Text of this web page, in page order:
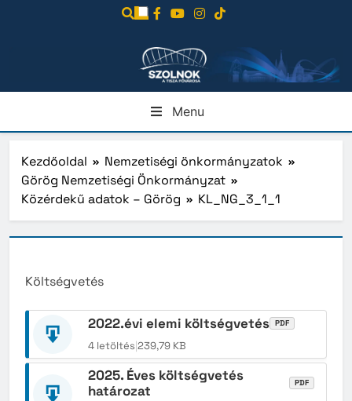
Menu
Kezdőoldal
Nemzetiségi önkormányzatok
Görög Nemzetiségi Önkormányzat
Közérdekű adatok – Görög
KL_NG_3_1_1
Költségvetés
2022.évi elemi költségvetés PDF
4 letöltés 239,79 KB
2025. Éves költségvetés
határozat
PDF